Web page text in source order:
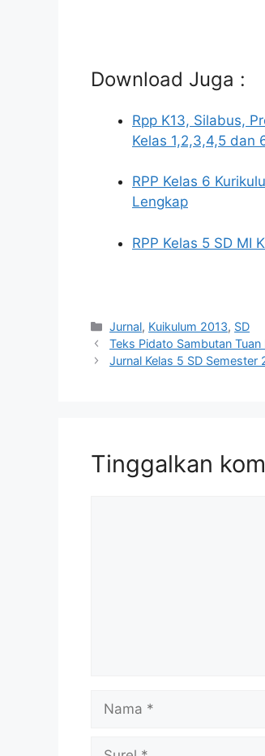
Download Juga :
Rpp K13, Silabus,
Kelas 1,2,3,4,5 dan
RPP Kelas 6
Lengkap
RPP Kelas 5 SD MI
Kategori
Jurnal, Kuikulum 2013, SD
Teks Pidato Sambutan
Jurnal Kelas 5 SD Semester
Tinggalkan
Nama
Surel